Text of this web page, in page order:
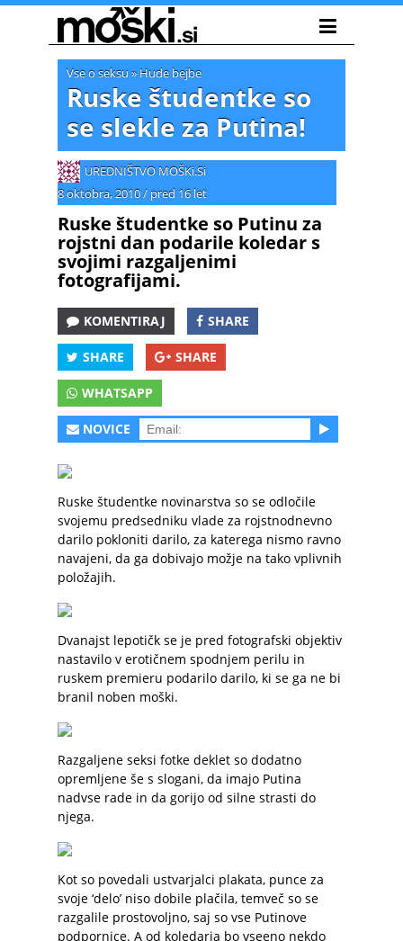
Vse o seksu » Hude bejbe
Ruske študentke so
se slekle za Putina!
UREDNIŠTVO MOŠKi.Si
8 oktobra, 2010/ pred 16 let
Ruske študentke so Putinu za
rojstni dan podarile koledar s
svojimi razgaljenimi
fotografijami.
KOMENTIRAJ SHARE
SHARE SHARE
WHATSAPP
NOVICE
Ruske študentke novinarstva so se odločile
svojemu predsedniku vlade za rojstnodnevno
darilo pokloniti darilo, za katerega nismo ravno
navajeni, da ga dobivajo možje na tako vplivnih
položajih.
Dvanajst lepotičk se je pred fotografski objektiv
nastavilo v erotičnem spodnjem perilu in
ruskem premieru podarilo darilo, ki se ga ne bi
branil noben moški.
Razgaljene seksi fotke deklet so dodatno
opremljene še s slogani, da imajo Putina
nadvse rade in da gorijo od silne strasti do
njega.
Kot so povedali ustvarjalci plakata, punce za
svoje ‘delo’ niso dobile plačila, temveč so se
razgalile prostovoljno, saj so vse Putinove
podpornice. A od koledarja bo vseeno nekdo